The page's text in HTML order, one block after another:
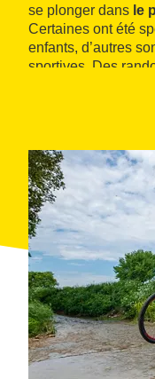
se plonger dans le
Certaines ont été
enfants, d’autres
sportives. Des